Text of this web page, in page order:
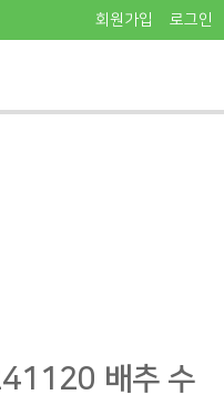
회원가입 로그인
배추 수